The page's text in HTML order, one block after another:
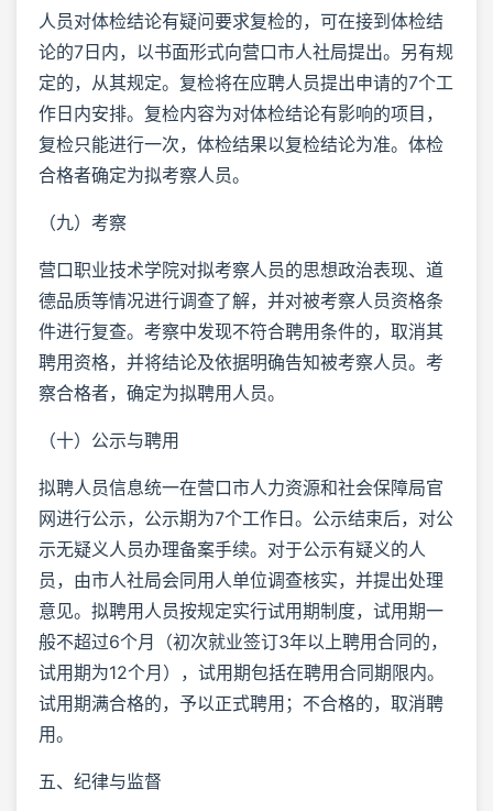
人员对体检结论有疑问要求复检的，可在接到体检结
论的7日内，以书面形式向营口市人社局提出。另有规
定的，从其规定。复检将在应聘人员提出申请的7个工
作日内安排。复检内容为对体检结论有影响的项目，
复检只能进行一次，体检结果以复检结论为准。体检
合格者确定为拟考察人员。
（九）考察
营口职业技术学院对拟考察人员的思想政治表现、道
德品质等情况进行调查了解，并对被考察人员资格条
件进行复查。考察中发现不符合聘用条件的，取消其
聘用资格，并将结论及依据明确告知被考察人员。考
察合格者，确定为拟聘用人员。
（十）公示与聘用
拟聘人员信息统一在营口市人力资源和社会保障局官
网进行公示，公示期为7个工作日。公示结束后，对公
示无疑义人员办理备案手续。对于公示有疑义的人
员，由市人社局会同用人单位调查核实，并提出处理
意见。拟聘用人员按规定实行试用期制度，试用期一
般不超过6个月（初次就业签订3年以上聘用合同的，
试用期为12个月），试用期包括在聘用合同期限内。
试用期满合格的，予以正式聘用；不合格的，取消聘
用。
五、纪律与监督